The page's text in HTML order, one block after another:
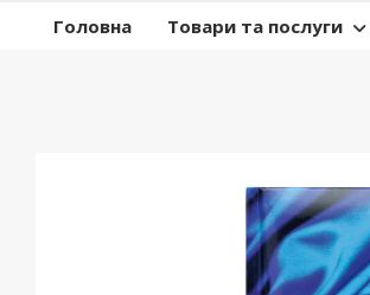
Головна Товари та послуги